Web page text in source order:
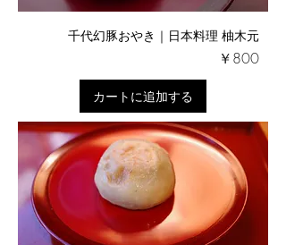
千代幻豚おやき｜日本料理 柚木元
価格
￥800
カートに追加する